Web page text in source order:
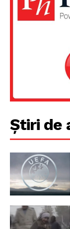
Proiecte
Rețea
Știri de